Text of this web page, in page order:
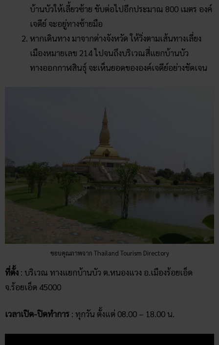
บ้านบัวให้เลี้ยวซ้าย ขับต่อไปอีกประมาณ 800 เมตร องค์
เจดีย์ จะอยู่ทางซ้ายมือ
หากเดินทาง มาจากต่างจังหวัด ให้วิ่งตามเส้นทางเลี่ยง
เมืองหมายเลข 214 ไปจนถึงบริเวณสี่แยกบ้านบัว
ทางออกกาฬสินธุ์ จะเห็นยอดขององค์เจดีย์อย่างชัดเจน
ขอบคุณภาพจาก Thailand Tourism Directory
ที่ตั้ง : บริเวณ ทางแยกบ้านบัว ต.หนองแวง อ.เมืองร้อยเอ็ด
จ.ร้อยเอ็ด 45000
เวลาเปิด-ปิดทำการ : ทุกวัน ตั้งแต่ 08.00 – 18.00 น.